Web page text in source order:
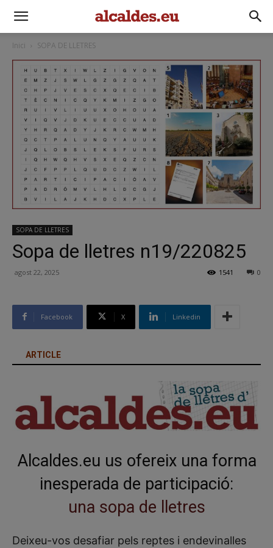
Inici SOPA DE LLETRES
SOPA DE LLETRES
Sopa de lletres n19/220825
agost 22, 2025 0
1541
Facebook X Linkedin
ARTICLE
Alcaldes.eu us ofereix una forma
inesperada de participació:
una sopa de lletres
Deixeu-vos desafiar pels reptes i endevinalles